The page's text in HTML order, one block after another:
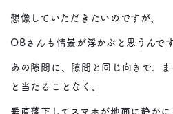
想像していただきたいのですが、
OBさんも情景が浮かぶと思うんです
あの隙間に、隙間と同じ向きで、
と当たることなく、
垂直落下してスマホが地面に静か